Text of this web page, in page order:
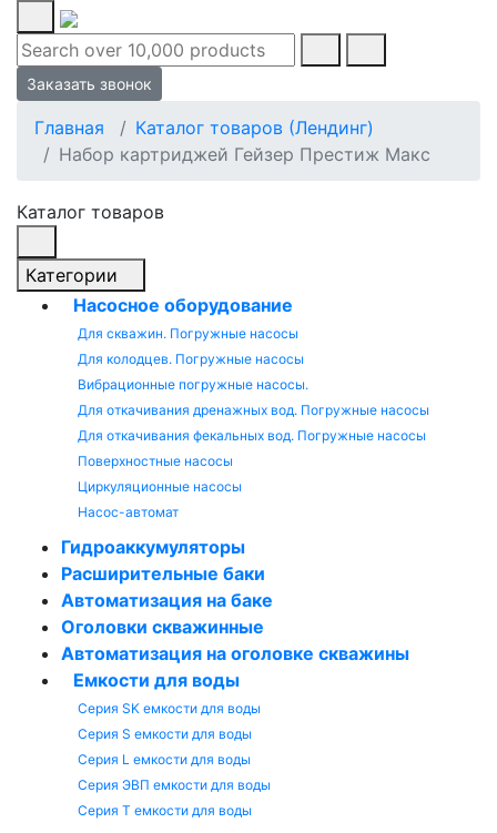
Заказать звонок
Главная
Каталог товаров (Лендинг)
Набор картриджей Гейзер Престиж Макс
Каталог товаров
Категории
Насосное оборудование
Для скважин. Погружные насосы
Для колодцев. Погружные насосы
Вибрационные погружные насосы.
Для откачивания дренажных вод. Погружные насосы
Для откачивания фекальных вод. Погружные насосы
Поверхностные насосы
Циркуляционные насосы
Насос-автомат
Гидроаккумуляторы
Расширительные баки
Автоматизация на баке
Оголовки скважинные
Автоматизация на оголовке скважины
Емкости для воды
Серия SK емкости для воды
Серия S емкости для воды
Серия L емкости для воды
Серия ЭВП емкости для воды
Серия T емкости для воды